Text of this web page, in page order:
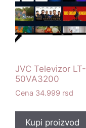
JVC Televizor LT-
50VA3200
34.999 rsd
Kupi proizvod